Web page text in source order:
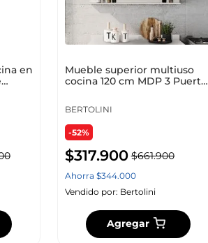
en
Mueble superior multiuso
cocina 120 cm MDP 3 Puertas
BERTOLINI
-52%
$317.900 $661.900
Ahorra $344.000
Vendido por: Bertolini
Agregar